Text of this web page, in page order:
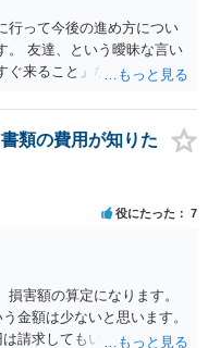
行って今後の進め方につい
。 友達、という曖昧な言い
ぐ来ること」などと条件を
類の費用が知りた
役にたった 7
害額の算定になります。
金額は少ないと思います。
請求してもいいですね。